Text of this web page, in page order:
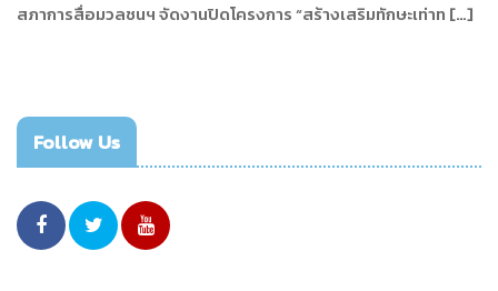
สภาการสื่อมวลชนฯ จัดงานปิดโครงการ “สร้างเสริมทักษะเท่าท […]
Follow Us